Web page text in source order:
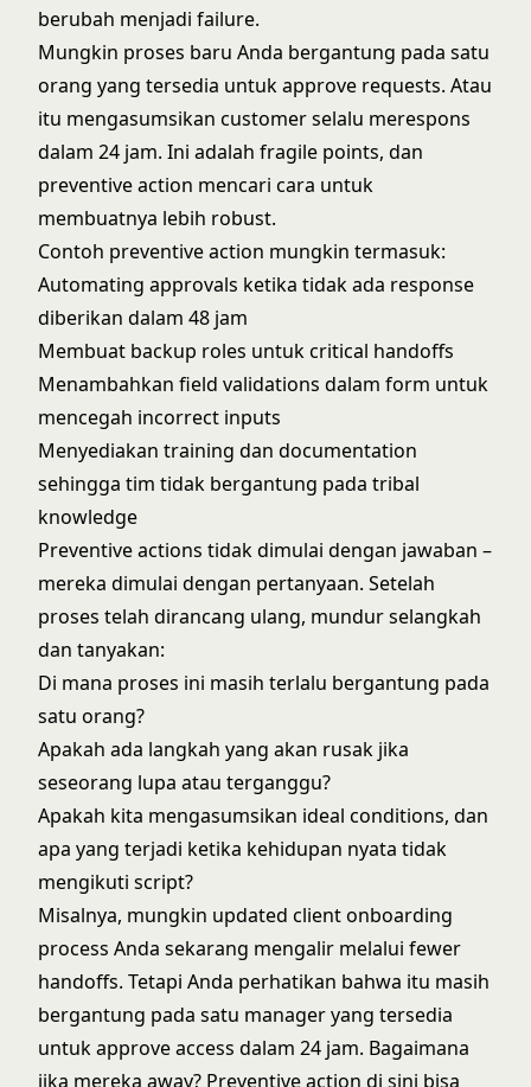
berubah menjadi failure.
Mungkin proses baru Anda bergantung pada satu
orang yang tersedia untuk approve requests. Atau
itu mengasumsikan customer selalu merespons
dalam 24 jam. Ini adalah fragile points, dan
preventive action mencari cara untuk
membuatnya lebih robust.
Contoh preventive action mungkin termasuk:
Automating approvals ketika tidak ada response
diberikan dalam 48 jam
Membuat backup roles untuk critical handoffs
Menambahkan field validations dalam form untuk
mencegah incorrect inputs
Menyediakan training dan documentation
sehingga tim tidak bergantung pada tribal
knowledge
Preventive actions tidak dimulai dengan jawaban –
mereka dimulai dengan pertanyaan. Setelah
proses telah dirancang ulang, mundur selangkah
dan tanyakan:
Di mana proses ini masih terlalu bergantung pada
satu orang?
Apakah ada langkah yang akan rusak jika
seseorang lupa atau terganggu?
Apakah kita mengasumsikan ideal conditions, dan
apa yang terjadi ketika kehidupan nyata tidak
mengikuti script?
Misalnya, mungkin updated client onboarding
process Anda sekarang mengalir melalui fewer
handoffs. Tetapi Anda perhatikan bahwa itu masih
bergantung pada satu manager yang tersedia
untuk approve access dalam 24 jam. Bagaimana
jika mereka away? Preventive action di sini bisa